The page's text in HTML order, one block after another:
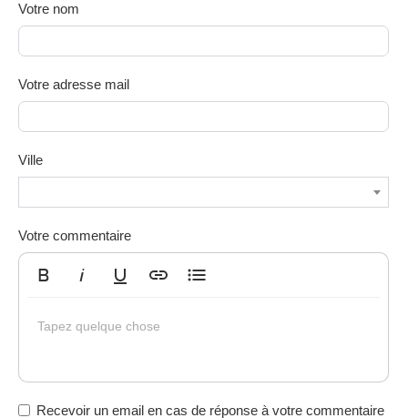
Votre nom
Votre adresse mail
Ville
Votre commentaire
Tapez quelque chose
Recevoir un email en cas de réponse à votre commentaire